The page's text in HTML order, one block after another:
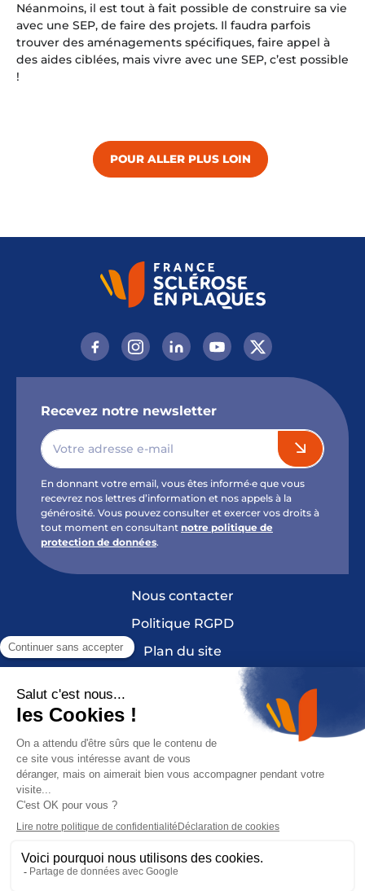
Néanmoins, il est tout à fait possible de construire sa vie
avec une SEP, de faire des projets. Il faudra parfois
trouver des aménagements spécifiques, faire appel à
des aides ciblées, mais vivre avec une SEP, c’est possible
!
POUR ALLER PLUS LOIN
Recevez notre newsletter
En donnant votre email, vous êtes informé·e que vous
recevrez nos lettres d’information et nos appels à la
générosité. Vous pouvez consulter et exercer vos droits à
tout moment en consultant notre politique de
protection de données.
Nous contacter
Politique RGPD
Plan du site
Mentions légales et crédits
reconnue Don en Confiance depuis 2010. Don
en Confiance est un organisme indépendant